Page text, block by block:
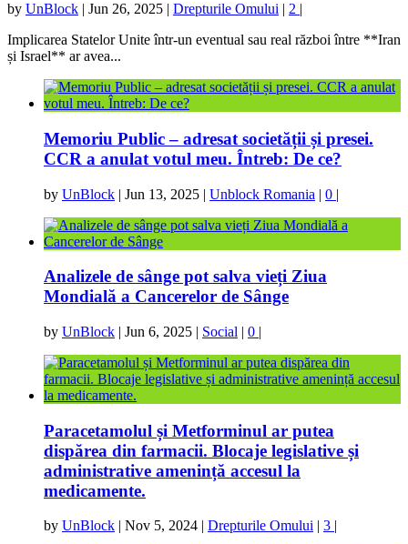
by UnBlock | Jun 26, 2025 | Drepturile Omului | 2 |
Implicarea Statelor Unite într-un eventual sau real război între **Iran
și Israel** ar avea...
Memoriu Public – adresat societății și presei.
CCR a anulat votul meu. Întreb: De ce?
by UnBlock | Jun 13, 2025 | Unblock Romania | 0 |
Analizele de sânge pot salva vieți Ziua
Mondială a Cancerelor de Sânge
by UnBlock | Jun 6, 2025 | Social | 0 |
Paracetamolul și Metforminul ar putea
dispărea din farmacii. Blocaje legislative și
administrative amenință accesul la
medicamente.
by UnBlock | Nov 5, 2024 | Drepturile Omului | 3 |